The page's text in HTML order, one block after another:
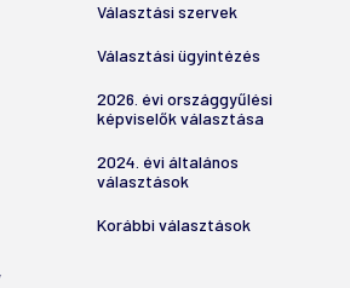
Választási szervek
Választási ügyintézés
2026. évi országgyűlési
képviselők választása
2024. évi általános
választások
Korábbi választások